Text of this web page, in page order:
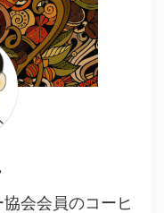
会会員のコーヒ